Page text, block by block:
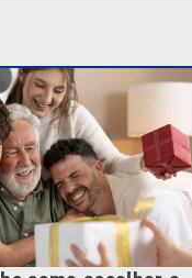
a astrologia
CATEGORIAS